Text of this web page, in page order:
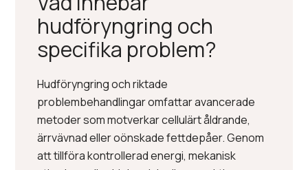
hudföryngring och
specifika problem?
Hudföryngring och riktade
problembehandlingar omfattar avancerade
metoder som motverkar cellulärt åldrande,
ärrvävnad eller oönskade fettdepåer. Genom
att tillföra kontrollerad energi, mekanisk